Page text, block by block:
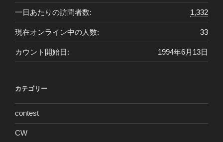
1,332
一日あたりの訪問者数:
33
現在オンライン中の人数:
1994年6月13日
カウント開始日:
カテゴリー
contest
CW